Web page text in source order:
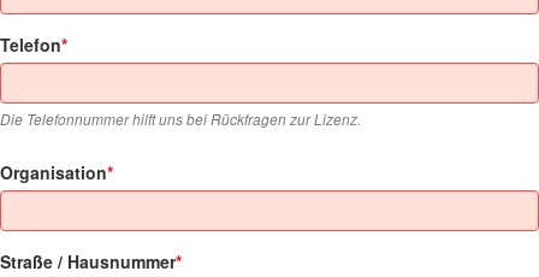
Telefon
Die Telefonnummer hilft uns bei Rückfragen zur Lizenz.
Organisation
Straße / Hausnummer